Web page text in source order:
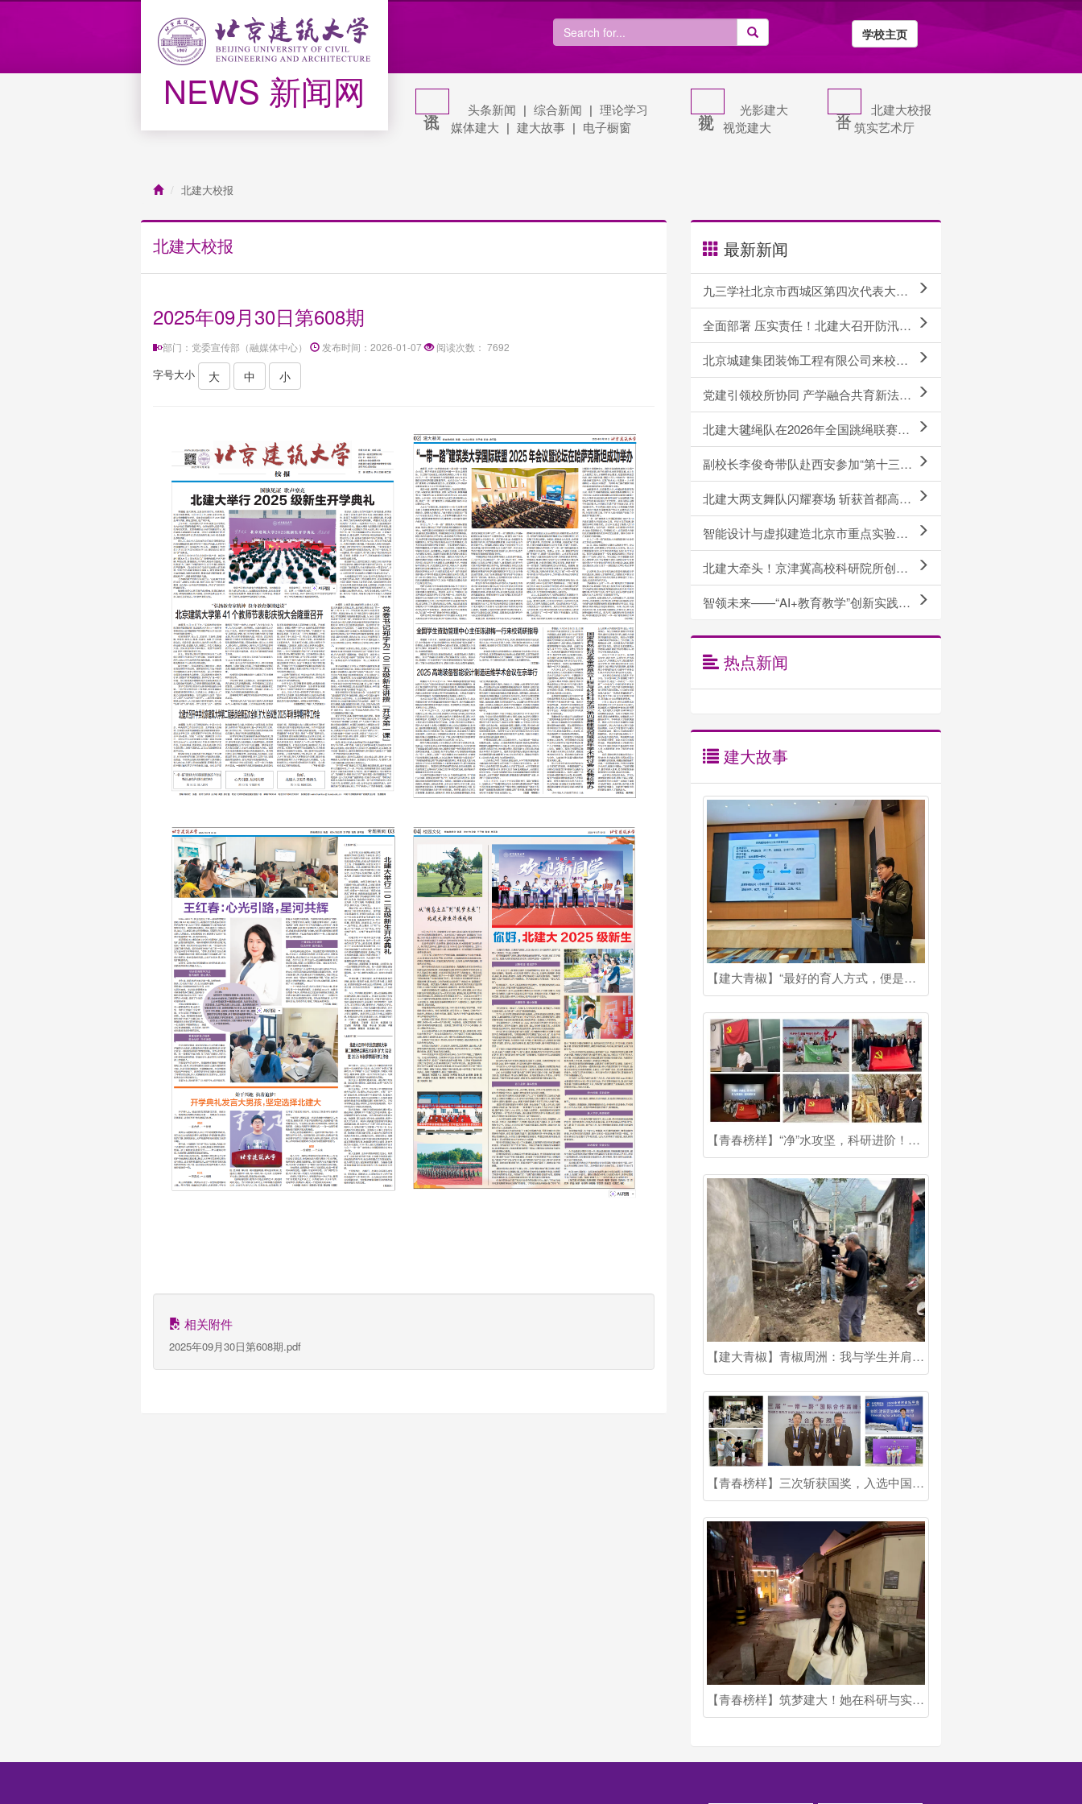
NEWS 新闻网
学校主页
头条新闻 | 综合新闻 | 理论学习
媒体建大 | 建大故事 | 电子橱窗
光影建大
视觉建大
北建大校报
筑实艺术厅
北建大校报
北建大校报
2025年09月30日第608期
部门：党委宣传部（融媒体中心） 发布时间：2026-01-07 阅读次数： 7692
字号大小 大 中 小
相关附件
2025年09月30日第608期.pdf
最新新闻
九三学社北京市西城区第四次代表大会召开 我校王红春教授当选区委副主委
全面部署 压实责任！北建大召开防汛工作动员部署会
北京城建集团装饰工程有限公司来校调研交流
党建引领校所协同 产学融合共育新法科人才｜人文社科学院与上海中联࿰...
北建大毽绳队在2026年全国跳绳联赛（安徽岳西站）中创佳绩
副校长李俊奇带队赴西安参加“第十三届全国建筑类高校科研管理工作会”并作专题报告
北建大两支舞队闪耀赛场 斩获首都高校大赛甲组总分第四名
智能设计与虚拟建造北京市重点实验室揭牌仪式暨学术委员会第一次工作会议成功举行
北建大牵头！京津冀高校科研院所创新联盟成立
智领未来——“AI+教育教学”创新实践工作坊2026年第二期开讲
热点新闻
建大故事
【建大青椒】“最好的育人方式，便是为学生提供最接近真实的‘战场’”他是吴海峰博士
【青春榜样】“净”水攻坚，科研进阶！他是国奖博士生
【建大青椒】青椒周洲：我与学生并肩成长！
【青春榜样】三次斩获国奖，入选中国科协青托博士生专项！他是北建大博士生宋健
【青春榜样】筑梦建大！她在科研与实践中书写多面青春